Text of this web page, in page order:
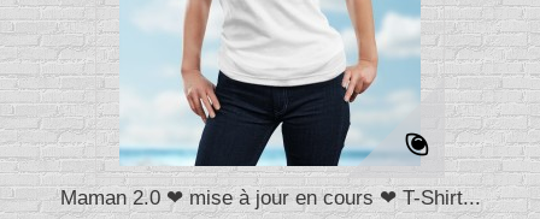
Maman 2.0 ❤ mise à jour en cours ❤ T-Shirt...